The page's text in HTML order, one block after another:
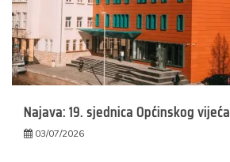
Najava: 19. sjednica Općinskog vijeća
03/07/2026